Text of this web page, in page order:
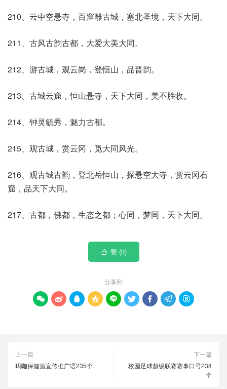
210、云中空悬寺，百窟雕古城，塞北圣境，天下大同。
211、古风古韵古都，大爱大美大同。
212、游古城，观云岗，登恒山，品晋韵。
213、古城云窟，恒山悬寺，天下大同，美不胜收。
214、钟灵毓秀，魅力古都。
215、观古城，赏云冈，觅大同风光。
216、观古城古韵，登北岳恒山，探悬空大寺，赏云冈石
窟，品天下大同。
217、古都，佛都，生态之都；心同，梦同，天下大同。
 赞 (0)
分享到
        
上一篇
玛咖保健酒宣传推广语235个
下一篇
校园足球超级联赛赛事口号238
个